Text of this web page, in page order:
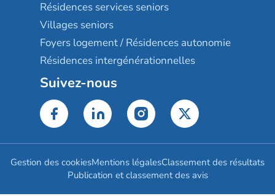
Résidences services seniors
Villages seniors
Foyers logement / Résidences autonomie
Résidences intergénérationnelles
Suivez-nous
Gestion des cookiesMentions légalesClassement des résultats
Publication et classement des avis